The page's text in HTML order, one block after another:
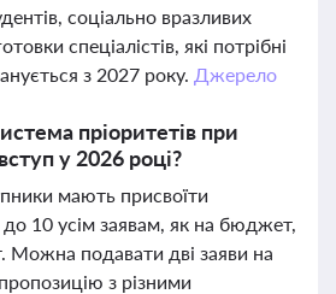
соціально вразливих
спеціалістів, які потрібні
з 2027 року. Джерело
пріоритетів при
у 2026 році?
мають присвоїти
до 10 усім заявам, як на бюджет,
Можна подавати дві заяви на
з різними